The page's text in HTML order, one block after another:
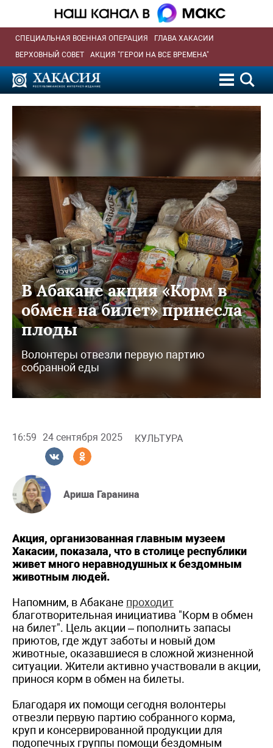
СПЕЦИАЛЬНАЯ ВОЕННАЯ ОПЕРАЦИЯ
ГЛАВА ХАКАСИИ
ВЕРХОВНЫЙ СОВЕТ
АКЦИЯ "ГЕРОИ НА ВСЕ ВРЕМЕНА"
В Абакане акция «Корм в
обмен на билет» принесла
плоды
Волонтеры отвезли первую партию
собранной еды
16:59 24 сентября 2025 КУЛЬТУРА
Ариша Гаранина
Акция, организованная главным музеем
Хакасии, показала, что в столице республики
живет много неравнодушных к бездомным
животным людей.
Напомним, в Абакане проходит
благотворительная инициатива "Корм в обмен
на билет". Цель акции – пополнить запасы
приютов, где ждут заботы и новый дом
животные, оказавшиеся в сложной жизненной
ситуации. Жители активно участвовали в акции,
принося корм в обмен на билеты.
Благодаря их помощи сегодня волонтеры
отвезли первую партию собранного корма,
круп и консервированной продукции для
подопечных группы помощи бездомным